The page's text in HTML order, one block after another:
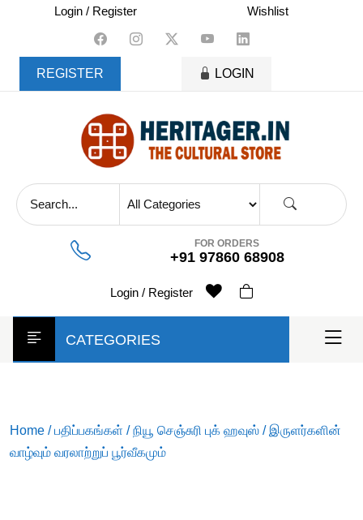
content
Login / Register Wishlist
REGISTER LOGIN
FOR ORDERS
+91 97860 68908
Login / Register
CATEGORIES
Home /பதிப்பகங்கள் /நியூ செஞ்சுரி புக் ஹவுஸ் / இருளர்களின்
வாழ்வும் வரலாற்றுப் பூர்வீகமும்